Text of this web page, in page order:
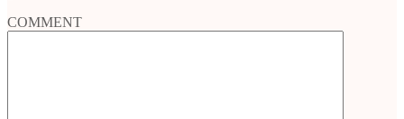
COMMENT